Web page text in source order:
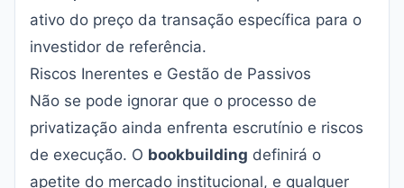
ativo do preço da transação específica para o
investidor de referência.
Riscos Inerentes e Gestão de Passivos
Não se pode ignorar que o processo de
privatização ainda enfrenta escrutínio e riscos
de execução. O bookbuilding definirá o
apetite do mercado institucional, e qualquer